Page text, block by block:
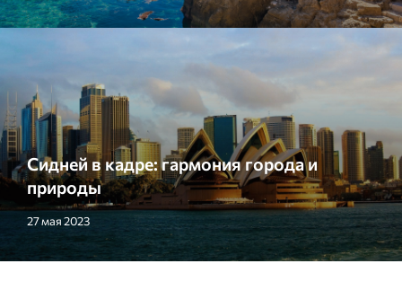
Сидней в кадре: гармония города и
природы
27 мая 2023